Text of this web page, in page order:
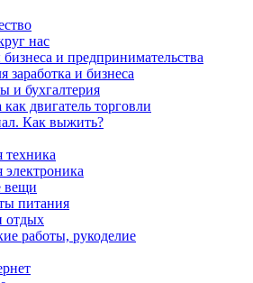
нас
и предпринимательства
заработка и бизнеса
и бухгалтерия
как двигатель торговли
Как выжить?
техника
электроника
вещи
питания
отдых
работы, рукоделие